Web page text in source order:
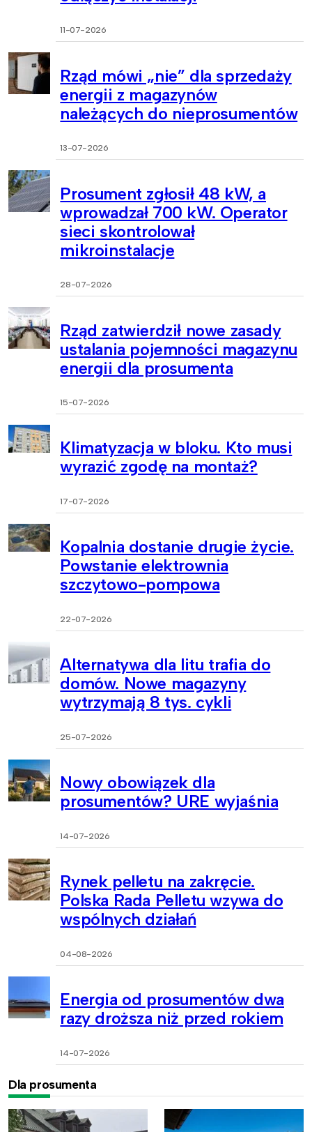
11-07-2026
Rząd mówi „nie” dla sprzedaży
energii z magazynów
należących do nieprosumentów
13-07-2026
Prosument zgłosił 48 kW, a
wprowadzał 700 kW. Operator
sieci skontrolował
mikroinstalacje
28-07-2026
Rząd zatwierdził nowe zasady
ustalania pojemności magazynu
energii dla prosumenta
15-07-2026
Klimatyzacja w bloku. Kto musi
wyrazić zgodę na montaż?
17-07-2026
Kopalnia dostanie drugie życie.
Powstanie elektrownia
szczytowo-pompowa
22-07-2026
Alternatywa dla litu trafia do
domów. Nowe magazyny
wytrzymają 8 tys. cykli
25-07-2026
Nowy obowiązek dla
prosumentów? URE wyjaśnia
14-07-2026
Rynek pelletu na zakręcie.
Polska Rada Pelletu wzywa do
wspólnych działań
04-08-2026
Energia od prosumentów dwa
razy droższa niż przed rokiem
14-07-2026
Dla prosumenta